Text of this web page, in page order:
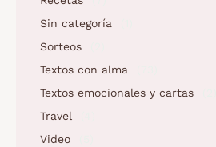
Sin categoría
Sorteos
Textos con alma
Textos emocionales y cartas
Travel
Video